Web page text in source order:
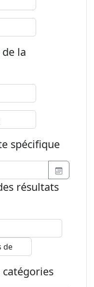
la
spécifique
résultats
catégories